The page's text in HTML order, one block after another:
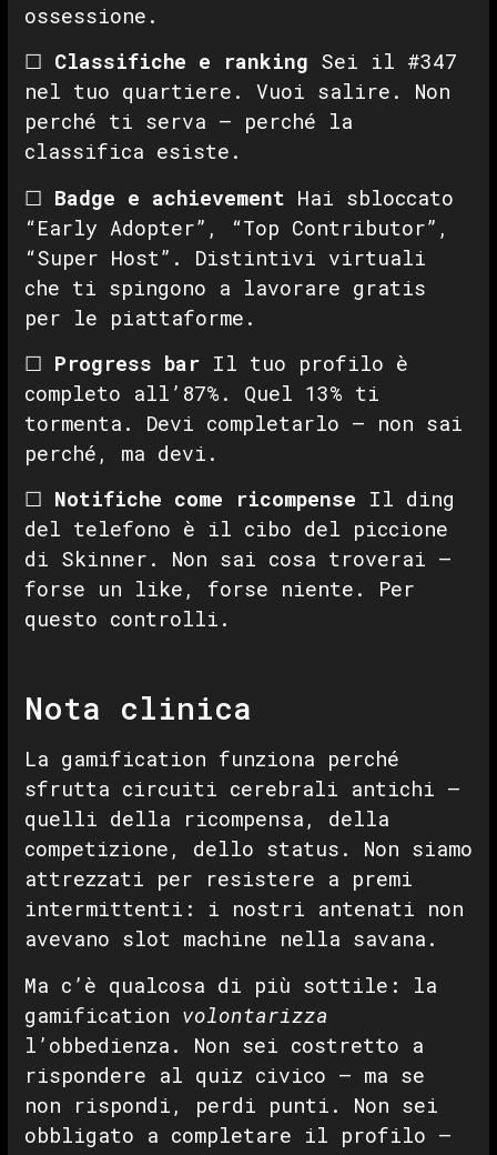
ossessione.
☐ Classifiche e ranking Sei il #347
nel tuo quartiere. Vuoi salire. Non
perché ti serva — perché la
classifica esiste.
☐ Badge e achievement Hai sbloccato
“Early Adopter”, “Top Contributor”,
“Super Host”. Distintivi virtuali
che ti spingono a lavorare gratis
per le piattaforme.
☐ Progress bar Il tuo profilo è
completo all’87%. Quel 13% ti
tormenta. Devi completarlo — non sai
perché, ma devi.
☐ Notifiche come ricompense Il ding
del telefono è il cibo del piccione
di Skinner. Non sai cosa troverai —
forse un like, forse niente. Per
questo controlli.
Nota clinica
La gamification funziona perché
sfrutta circuiti cerebrali antichi —
quelli della ricompensa, della
competizione, dello status. Non siamo
attrezzati per resistere a premi
intermittenti: i nostri antenati non
avevano slot machine nella savana.
Ma c’è qualcosa di più sottile: la
gamification volontarizza
l’obbedienza. Non sei costretto a
rispondere al quiz civico — ma se
non rispondi, perdi punti. Non sei
obbligato a completare il profilo —